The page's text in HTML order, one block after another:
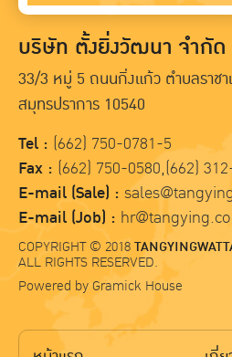
บริษัท ตั้งยิ่งวัฒนา จำกัด
33/3 หมู่ 5 ถนนกิ่งแก้ว ตำบลราชา
สมุทรปราการ 10540
Tel : (662) 750-0781-5
Fax : (662) 750-0580,(662)
E-mail (Sale) :
E-mail (Job) :
COPYRIGHT © 2018
ALL RIGHTS RESERVED.
Powered byGramick House